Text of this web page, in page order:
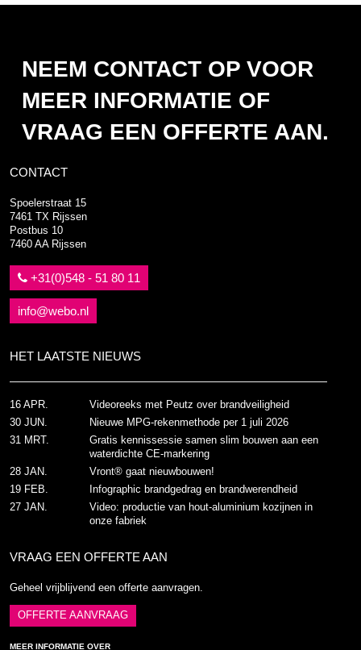
NEEM CONTACT OP VOOR
MEER INFORMATIE OF
VRAAG EEN OFFERTE AAN.
CONTACT
Spoelerstraat 15
7461 TX Rijssen
Postbus 10
7460 AA Rijssen
+31(0)548 - 51 80 11
info@webo.nl
HET LAATSTE NIEUWS
Videoreeks met Peutz over brandveiligheid
16 APR.
Nieuwe MPG-rekenmethode per 1 juli 2026
30 JUN.
Gratis kennissessie samen slim bouwen aan een
waterdichte CE-markering
31 MRT.
Vront® gaat nieuwbouwen!
28 JAN.
Infographic brandgedrag en brandwerendheid
19 FEB.
Video: productie van hout-aluminium kozijnen in
onze fabriek
27 JAN.
VRAAG EEN OFFERTE AAN
Geheel vrijblijvend een offerte aanvragen.
OFFERTE AANVRAAG
MEER INFORMATIE OVER